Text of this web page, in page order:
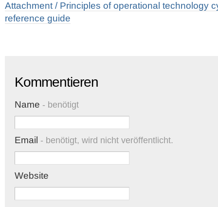
Attachment / Principles of operational technology
reference guide
Kommentieren
Name - benötigt
Email - benötigt, wird nicht veröffentlicht.
Website